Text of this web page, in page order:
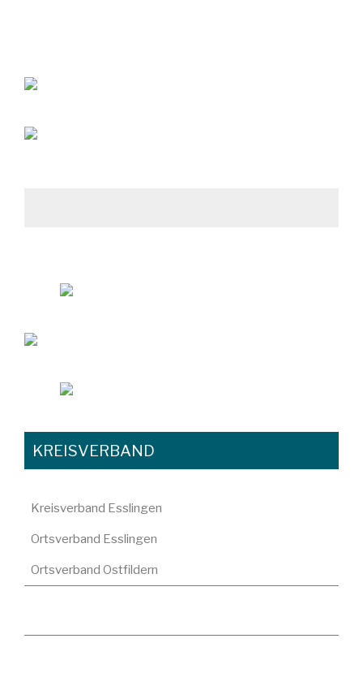
KREISVERBAND
Kreisverband Esslingen
Ortsverband Esslingen
Ortsverband Ostfildern